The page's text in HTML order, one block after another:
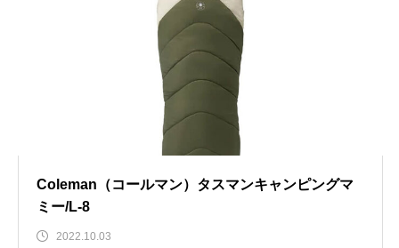
Coleman（コールマン）タスマンキャンピングマ
ミー/L-8
2022.10.03